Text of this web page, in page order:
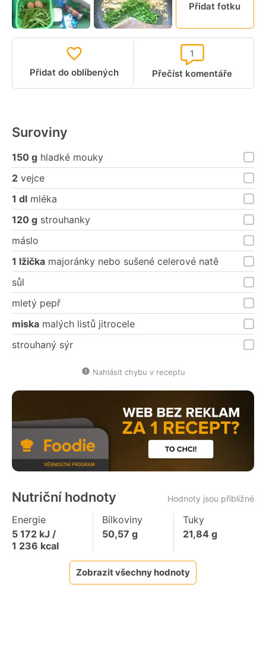
Přidat fotku
Přidat do oblíbených Přečíst komentáře
1
Suroviny
150 g hladké mouky
2 vejce
1 dl mléka
120 g strouhanky
máslo
1 lžička majoránky nebo sušené celerové natě
sůl
mletý pepř
miska malých listů jitrocele
strouhaný sýr
Nahlásit chybu v receptu
Nutriční hodnoty Hodnoty jsou přibližné
Energie
5 172 kJ /
1 236 kcal
Bílkoviny
50,57 g
Tuky
21,84 g
Zobrazit všechny hodnoty